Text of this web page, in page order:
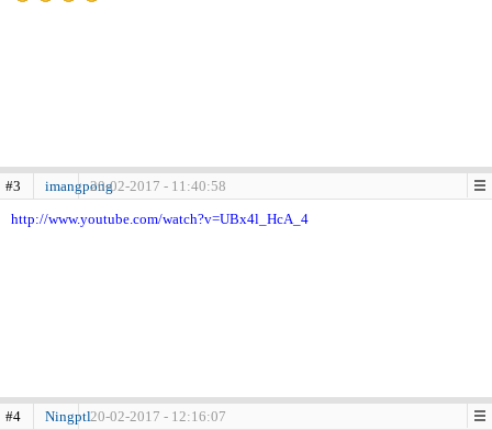
#3 imangpong20-02-2017 - 11:40:58
http://www.youtube.com/watch?v=UBx4l_HcA_4
#4 Ningptl20-02-2017 - 12:16:07